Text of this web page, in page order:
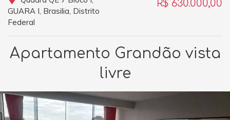
GUARA I, Brasilia, Distrito
Federal
R$ 630.000,00
Apartamento Grandão vista
livre